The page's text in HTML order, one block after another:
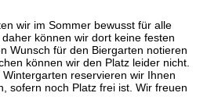
wir im Sommer bewusst für alle
können wir dort keine festen
Wunsch für den Biergarten notieren
können wir den Platz leider nicht.
reservieren wir Ihnen
sofern noch Platz frei ist. Wir freuen